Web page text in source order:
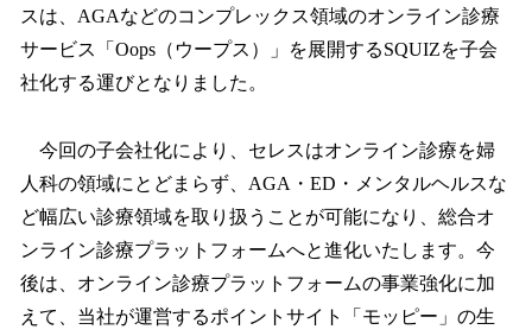
スは、AGAなどのコンプレックス領域のオンライン診療
サービス「Oops（ウープス）」を展開するSQUIZを子会
社化する運びとなりました。
今回の子会社化により、セレスはオンライン診療を婦
人科の領域にとどまらず、AGA・ED・メンタルヘルスな
ど幅広い診療領域を取り扱うことが可能になり、総合オ
ンライン診療プラットフォームへと進化いたします。今
後は、オンライン診療プラットフォームの事業強化に加
えて、当社が運営するポイントサイト「モッピー」の生